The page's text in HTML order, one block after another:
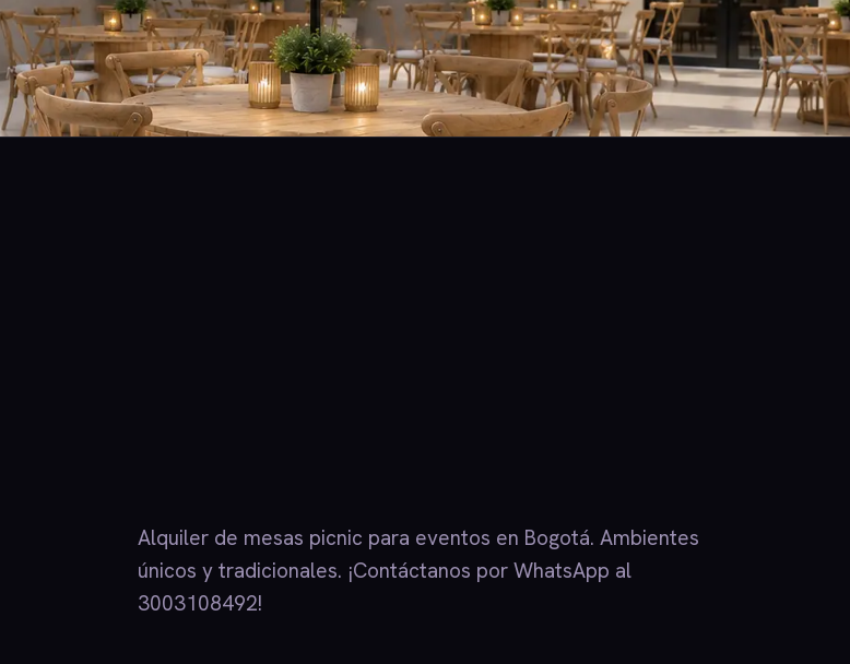
Alquiler de mesas picnic para eventos en Bogotá. Ambientes
únicos y tradicionales. ¡Contáctanos por WhatsApp al
3003108492!